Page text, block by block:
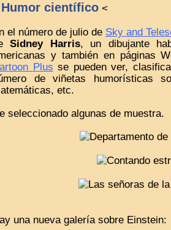
Humor científico <
el número de julio de Sky and
Sidney Harris, un dibujante
y también en páginas
Plus se pueden ver,
de viñetas humorísticas
etc.
seleccionado algunas de muestra.
una nueva galería sobre Einstein: